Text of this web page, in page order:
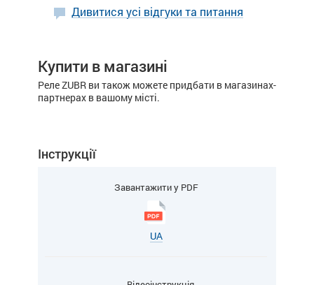
Дивитися усі відгуки та питання
Купити в магазині
Реле ZUBR ви також можете придбати в магазинах-
партнерах в вашому місті.
Інструкції
Завантажити у PDF
UA